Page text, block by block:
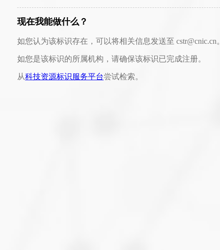
现在我能做什么？
如您认为该标识存在，可以将相关信息发送至 cstr@cnic.cn
如您是该标识的所属机构，请确保该标识已完成注册。
从科技资源标识服务平台尝试检索。